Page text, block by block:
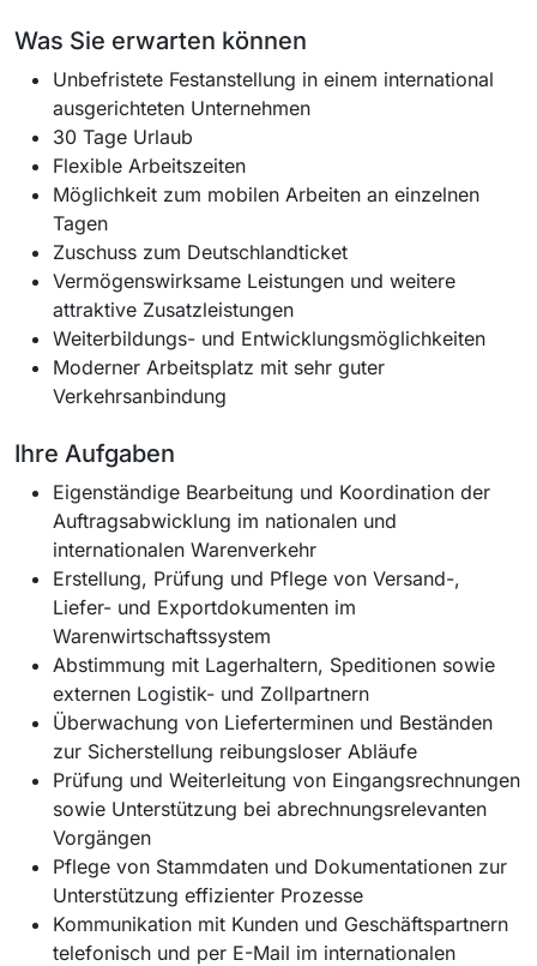
Was Sie erwarten können
Unbefristete Festanstellung in einem international
ausgerichteten Unternehmen
30 Tage Urlaub
Flexible Arbeitszeiten
Möglichkeit zum mobilen Arbeiten an einzelnen
Tagen
Zuschuss zum Deutschlandticket
Vermögenswirksame Leistungen und weitere
attraktive Zusatzleistungen
Weiterbildungs- und Entwicklungsmöglichkeiten
Moderner Arbeitsplatz mit sehr guter
Verkehrsanbindung
Ihre Aufgaben
Eigenständige Bearbeitung und Koordination der
Auftragsabwicklung im nationalen und
internationalen Warenverkehr
Erstellung, Prüfung und Pflege von Versand-,
Liefer- und Exportdokumenten im
Warenwirtschaftssystem
Abstimmung mit Lagerhaltern, Speditionen sowie
externen Logistik- und Zollpartnern
Überwachung von Lieferterminen und Beständen
zur Sicherstellung reibungsloser Abläufe
Prüfung und Weiterleitung von Eingangsrechnungen
sowie Unterstützung bei abrechnungsrelevanten
Vorgängen
Pflege von Stammdaten und Dokumentationen zur
Unterstützung effizienter Prozesse
Kommunikation mit Kunden und Geschäftspartnern
telefonisch und per E-Mail im internationalen